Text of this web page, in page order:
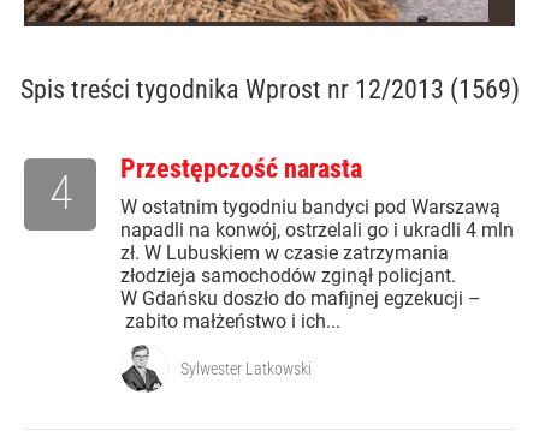
Spis treści tygodnika Wprost nr 12/2013 (1569)
Przestępczość narasta
W ostatnim tygodniu bandyci pod Warszawą
napadli na konwój, ostrzelali go i ukradli 4 mln
zł. W Lubuskiem w czasie zatrzymania
złodzieja samochodów zginął policjant.
W Gdańsku doszło do mafijnej egzekucji –
zabito małżeństwo i ich...
4
Sylwester Latkowski